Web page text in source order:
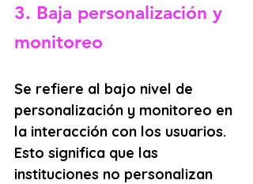
3. Baja personalización y
monitoreo
Se refiere al bajo nivel de
personalización y monitoreo en
la interacción con los usuarios.
Esto significa que las
instituciones no personalizan